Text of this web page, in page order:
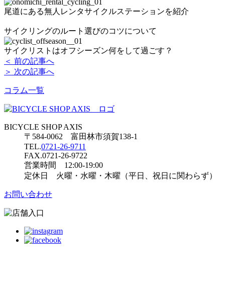
尾道にある無人レンタサイクルステーションを紹介
サイクリングのルート選びのコツについて
サイクリストはオフシーズン何をして過ごす？
＜ 前の記事へ
＞ 次の記事へ
コラム一覧
BICYCLE SHOP AXIS
〒584-0062 富田林市須賀138-1
TEL.0721-26-9711
FAX.0721-26-9722
営業時間 12:00-19:00
定休日 火曜・水曜・木曜（平日、祝日に関わらず）
お問い合わせ